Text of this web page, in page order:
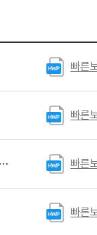
빠른
빠른
빠른
빠른